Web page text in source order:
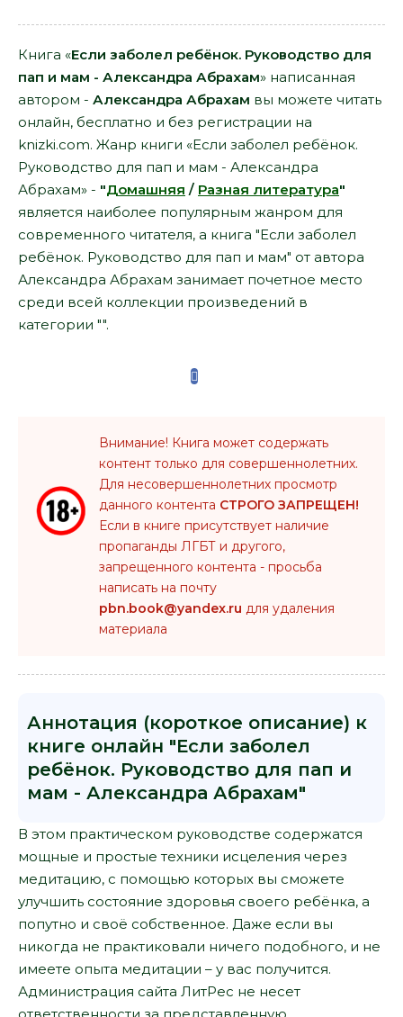
Книга «Если заболел ребёнок. Руководство для
пап и мам - Александра Абрахам» написанная
автором - Александра Абрахам вы можете читать
онлайн, бесплатно и без регистрации на
knizki.com. Жанр книги «Если заболел ребёнок.
Руководство для пап и мам - Александра
Абрахам» - "Домашняя / Разная литература"
является наиболее популярным жанром для
современного читателя, а книга "Если заболел
ребёнок. Руководство для пап и мам" от автора
Александра Абрахам занимает почетное место
среди всей коллекции произведений в
категории "".
Внимание! Книга может содержать
контент только для совершеннолетних.
Для несовершеннолетних просмотр
данного контента СТРОГО ЗАПРЕЩЕН!
Если в книге присутствует наличие
пропаганды ЛГБТ и другого,
запрещенного контента - просьба
написать на почту
pbn.book@yandex.ru для удаления
материала
Аннотация (короткое описание) к
книге онлайн "Если заболел
ребёнок. Руководство для пап и
мам - Александра Абрахам"
В этом практическом руководстве содержатся
мощные и простые техники исцеления через
медитацию, с помощью которых вы сможете
улучшить состояние здоровья своего ребёнка, а
попутно и своё собственное. Даже если вы
никогда не практиковали ничего подобного, и не
имеете опыта медитации – у вас получится.
Администрация сайта ЛитРес не несет